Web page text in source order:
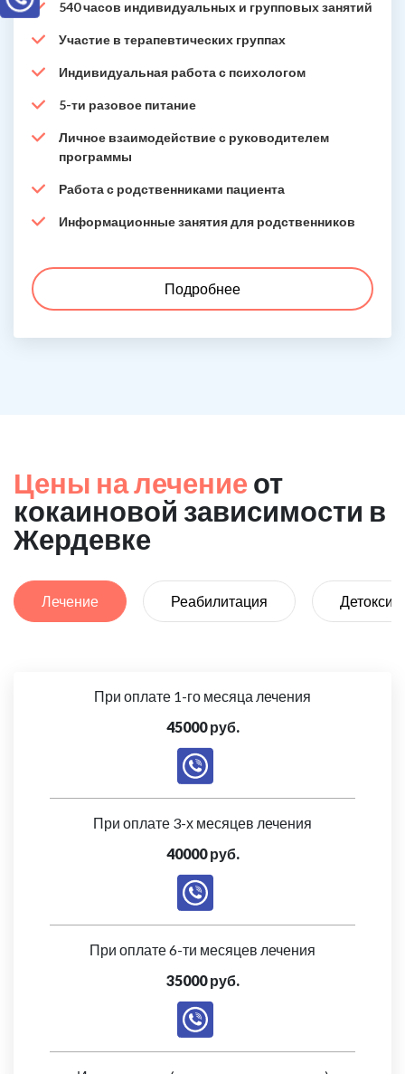
540 часов индивидуальных и групповых занятий
Участие в терапевтических группах
Индивидуальная работа с психологом
5-ти разовое питание
Личное взаимодействие с руководителем
программы
Работа с родственниками пациента
Информационные занятия для родственников
Подробнее
Цены на лечение от
кокаиновой зависимости в
Жердевке
Лечение Реабилитация
При оплате 1-го месяца лечения
45000 руб.
При оплате 3-х месяцев лечения
40000 руб.
При оплате 6-ти месяцев лечения
35000 руб.